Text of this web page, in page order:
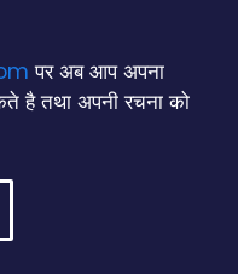
पर अब आप अपना
है तथा अपनी रचना को